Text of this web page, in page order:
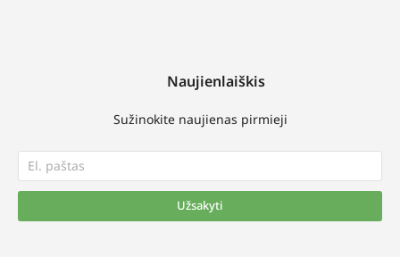
Naujienlaiškis
Sužinokite naujienas pirmieji
Užsakyti